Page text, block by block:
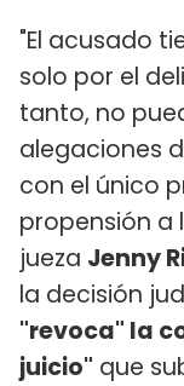
"El acusado
solo por el
tanto, no
alegaciones
con el único
propensión a
jueza Jenny
la decisión
"revoca" la
juicio" que